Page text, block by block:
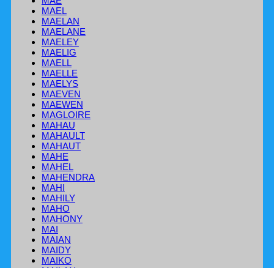
MAEL
MAELAN
MAELANE
MAELEY
MAELIG
MAELL
MAELLE
MAELYS
MAEVEN
MAEWEN
MAGLOIRE
MAHAU
MAHAULT
MAHAUT
MAHE
MAHEL
MAHENDRA
MAHI
MAHILY
MAHO
MAHONY
MAI
MAIAN
MAIDY
MAIKO